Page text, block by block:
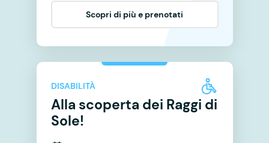
Scopri di più e prenotati
DISABILITÀ
Alla scoperta dei Raggi di
Sole!